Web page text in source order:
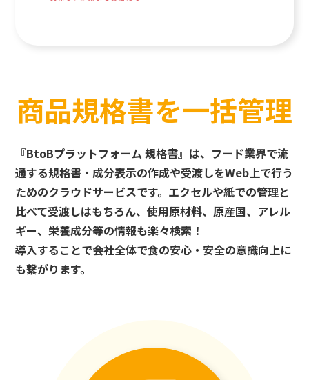
商品規格書を一括管理
『BtoBプラットフォーム 規格書』は、フード業界で流
通する規格書・成分表示の作成や受渡しをWeb上で行う
ためのクラウドサービスです。エクセルや紙での管理と
比べて受渡しはもちろん、使用原材料、原産国、アレル
ギー、栄養成分等の情報も楽々検索！
導入することで会社全体で食の安心・安全の意識向上に
も繋がります。